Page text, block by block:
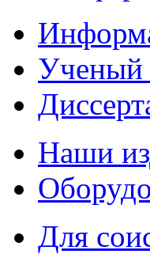
Ученый
Наши
Для